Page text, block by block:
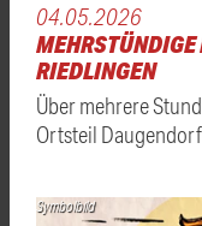
04.05.2026
RIEDLINGEN
Über mehrere
Ortsteil
Symbolbild